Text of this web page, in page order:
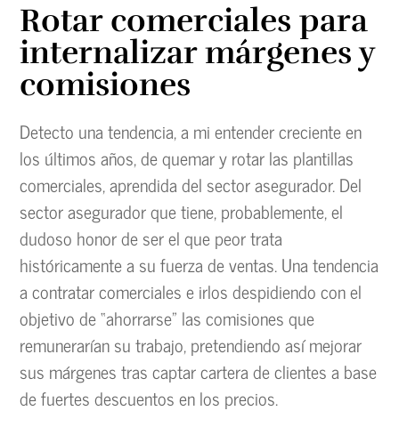
Rotar comerciales para
internalizar márgenes y
comisiones
Detecto una tendencia, a mi entender creciente en
los últimos años, de quemar y rotar las plantillas
comerciales, aprendida del sector asegurador. Del
sector asegurador que tiene, probablemente, el
dudoso honor de ser el que peor trata
históricamente a su fuerza de ventas. Una tendencia
a contratar comerciales e irlos despidiendo con el
objetivo de “ahorrarse” las comisiones que
remunerarían su trabajo, pretendiendo así mejorar
sus márgenes tras captar cartera de clientes a base
de fuertes descuentos en los precios.